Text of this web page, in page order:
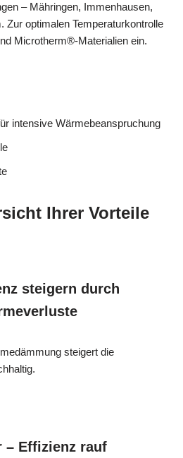
– Mähringen, Immenhausen,
Zur optimalen Temperaturkontrolle
Microtherm®-Materialien ein.
intensive Wärmebeanspruchung
Ihrer Vorteile
steigern durch
steigert die
– Effizienz rauf